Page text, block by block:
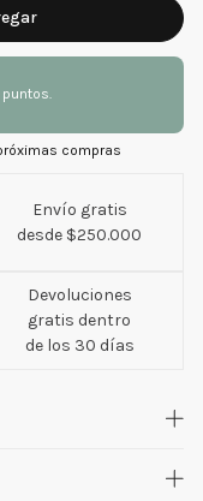
compras
Envío gratis
desde $250.000
Devoluciones
gratis dentro
de los 30 días